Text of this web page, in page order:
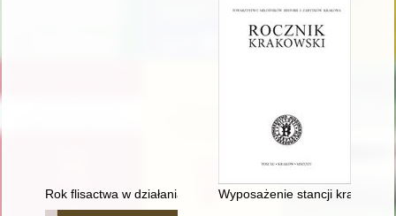
Rok flisactwa w działaniach Towarzystwa Miłośników
Wyposażenie stancji